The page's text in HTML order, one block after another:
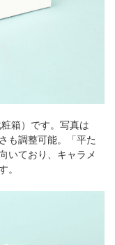
箱）です。写真は
も調整可能。「平た
いており、キャラメ
。